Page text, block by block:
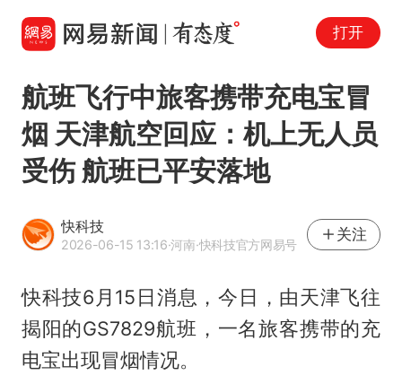
打开
航班飞行中旅客携带充电宝冒
烟 天津航空回应：机上无人员
受伤 航班已平安落地
快科技
2026-06-15 13:16·河南·快科技官方网易号
关注
快科技6月15日消息，今日，由天津飞往
揭阳的GS7829航班，一名旅客携带的充
电宝出现冒烟情况。